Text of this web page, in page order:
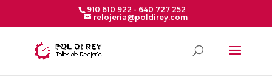
910 610 922 - 640 727 252
relojeria@poldirey.com